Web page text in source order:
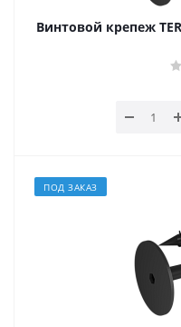
Винтовой крепеж
ПОД ЗАКАЗ